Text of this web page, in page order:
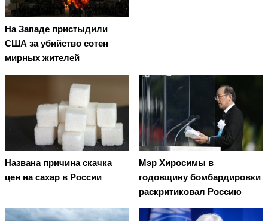
На Западе пристыдили
США за убийство сотен
мирных жителей
Названа причина скачка
цен на сахар в России
Мэр Хиросимы в
годовщину бомбардировки
раскритиковал Россию